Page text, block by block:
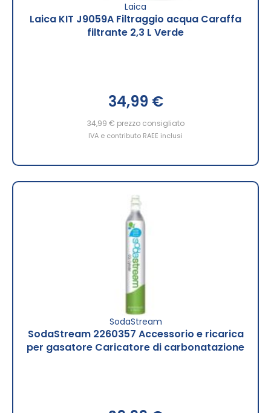
Laica
Laica KIT J9059A Filtraggio acqua Caraffa
filtrante 2,3 L Verde
34,99 €
34,99 € prezzo consigliato
IVA e contributo RAEE inclusi
SodaStream
SodaStream 2260357 Accessorio e ricarica
per gasatore Caricatore di carbonatazione